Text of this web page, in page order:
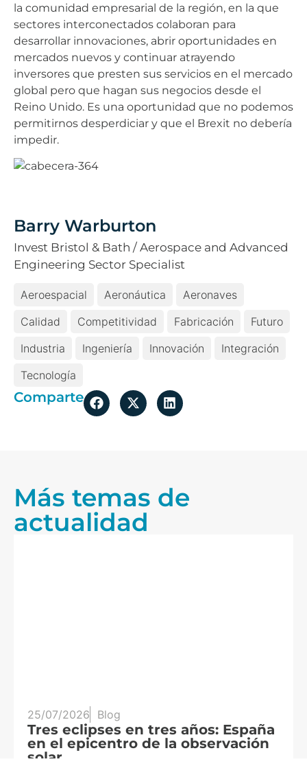
la comunidad empresarial de la región, en la que
sectores interconectados colaboran para
desarrollar innovaciones, abrir oportunidades en
mercados nuevos y continuar atrayendo
inversores que presten sus servicios en el mercado
global pero que hagan sus negocios desde el
Reino Unido. Es una oportunidad que no podemos
permitirnos desperdiciar y que el Brexit no debería
impedir.
Barry Warburton
Invest Bristol & Bath / Aerospace and Advanced
Engineering Sector Specialist
Aeroespacial Aeronáutica
Aeronaves
Calidad
Competitividad Fabricación
Futuro
Industria
Ingeniería Innovación
Integración
Tecnología
Comparte
Más temas de
actualidad
25/07/2026 Blog
Tres eclipses en tres años: España
en el epicentro de la observación
solar